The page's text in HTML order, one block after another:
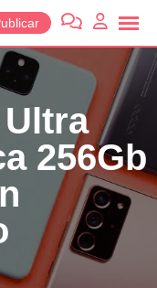
256Gb